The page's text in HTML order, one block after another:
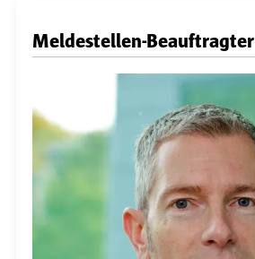
Meldestellen-Beauftragter